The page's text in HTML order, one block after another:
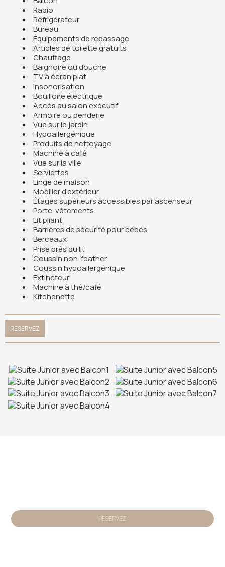
Radio
Réfrigérateur
Bureau
Équipements de repassage
Articles de toilette gratuits
Chauffage
Baignoire ou douche
TV à écran plat
Insonorisation
Bouilloire électrique
Accès au salon exécutif
Armoire ou penderie
Vue sur le jardin
Hypoallergénique
Produits de nettoyage
Machine à café
Vue sur la ville
Serviettes
Linge de maison
Mobilier d'extérieur
Étages supérieurs accessibles par ascenseur
Porte-vêtements
Lit pliant
Barrières de sécurité pour bébés
Berceaux
Prise près du lit
Coussin non-feather
Coussin hypoallergénique
Extincteur
Machine à thé/café
Kitchenette
RESERVEZ
RESERVEZ